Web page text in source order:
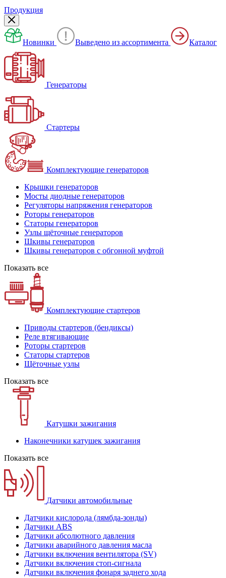
Продукция
Новинки Выведено из ассортимента Каталог
Генераторы
Стартеры
Комплектующие генераторов
Крышки генераторов
Мосты диодные генераторов
Регуляторы напряжения генераторов
Роторы генераторов
Статоры генераторов
Узлы щёточные генераторов
Шкивы генераторов
Шкивы генераторов с обгонной муфтой
Показать все
Комплектующие стартеров
Приводы стартеров (бендиксы)
Реле втягивающие
Роторы стартеров
Статоры стартеров
Щёточные узлы
Показать все
Катушки зажигания
Наконечники катушек зажигания
Показать все
Датчики автомобильные
Датчики кислорода (лямбда-зонды)
Датчики ABS
Датчики абсолютного давления
Датчики аварийного давления масла
Датчики включения вентилятора (SV)
Датчики включения стоп-сигнала
Датчики включения фонаря заднего хода